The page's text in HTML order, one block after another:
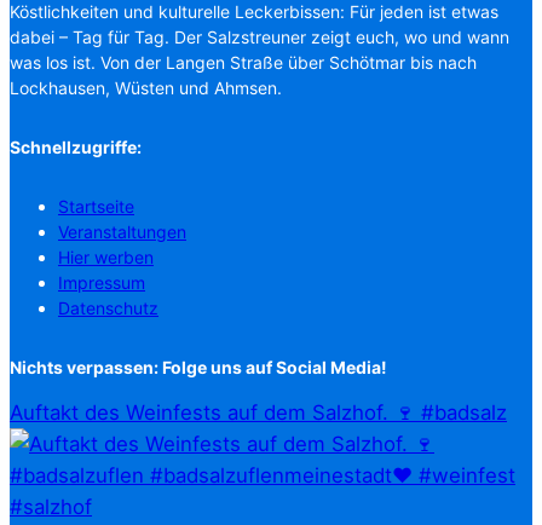
Köstlichkeiten und kulturelle Leckerbissen: Für jeden ist etwas
dabei – Tag für Tag. Der Salzstreuner zeigt euch, wo und wann
was los ist. Von der Langen Straße über Schötmar bis nach
Lockhausen, Wüsten und Ahmsen.
Schnellzugriffe:
Startseite
Veranstaltungen
Hier werben
Impressum
Datenschutz
Nichts verpassen: Folge uns auf Social Media!
Auftakt des Weinfests auf dem Salzhof. 🍷 #badsalz